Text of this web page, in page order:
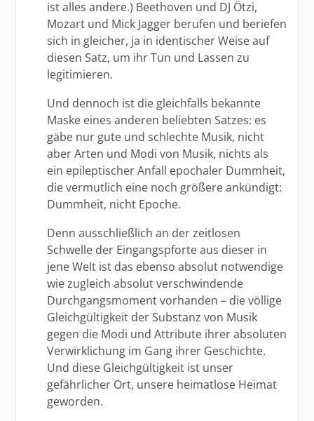
ist alles andere.) Beethoven und DJ Ötzi,
Mozart und Mick Jagger berufen und beriefen
sich in gleicher, ja in identischer Weise auf
diesen Satz, um ihr Tun und Lassen zu
legitimieren.
Und dennoch ist die gleichfalls bekannte
Maske eines anderen beliebten Satzes: es
gäbe nur gute und schlechte Musik, nicht
aber Arten und Modi von Musik, nichts als
ein epileptischer Anfall epochaler Dummheit,
die vermutlich eine noch größere ankündigt:
Dummheit, nicht Epoche.
Denn ausschließlich an der zeitlosen
Schwelle der Eingangspforte aus dieser in
jene Welt ist das ebenso absolut notwendige
wie zugleich absolut verschwindende
Durchgangsmoment vorhanden – die völlige
Gleichgültigkeit der Substanz von Musik
gegen die Modi und Attribute ihrer absoluten
Verwirklichung im Gang ihrer Geschichte.
Und diese Gleichgültigkeit ist unser
gefährlicher Ort, unsere heimatlose Heimat
geworden.